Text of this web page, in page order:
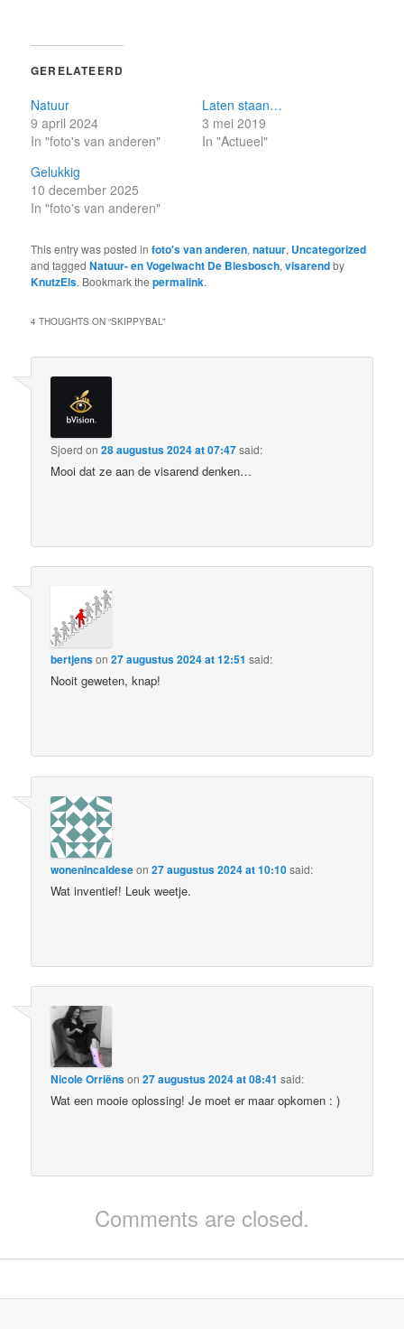
GERELATEERD
Natuur
9 april 2024
In "foto's van anderen"
Laten staan…
3 mei 2019
In "Actueel"
Gelukkig
10 december 2025
In "foto's van anderen"
This entry was posted infoto's van anderen,natuur, Uncategorized
and taggedNatuur- en Vogelwacht De Biesbosch,visarendby
KnutzEls. Bookmark thepermalink.
4 THOUGHTS ON “SKIPPYBAL”
Sjoerd on28 augustus 2024 at 07:47said:
Mooi dat ze aan de visarend denken…
bertjenson27 augustus 2024 at 12:51 said:
Nooit geweten, knap!
wonenincaldeseon27 augustus 2024 at 10:10said:
Wat inventief! Leuk weetje.
Nicole Orriënson27 augustus 2024 at 08:41 said:
Wat een mooie oplossing! Je moet er maar opkomen : )
Comments are closed.